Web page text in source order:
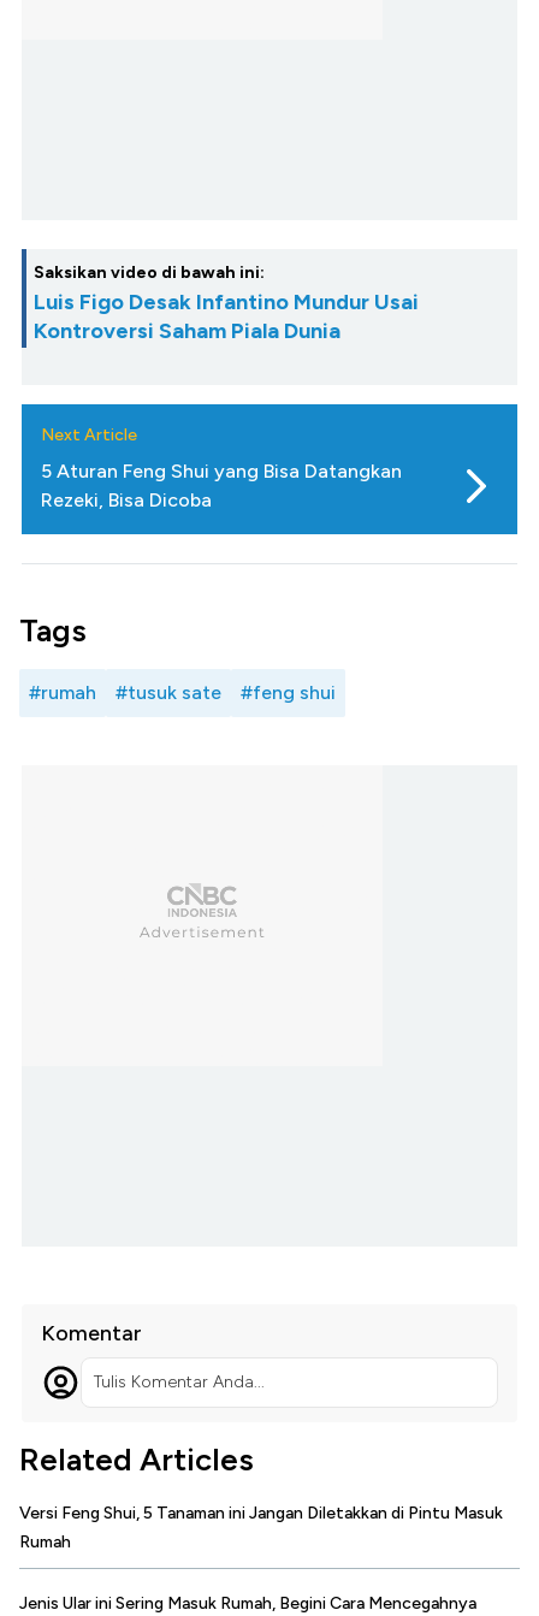
Saksikan video di bawah ini:
Luis Figo Desak Infantino Mundur Usai
Kontroversi Saham Piala Dunia
Next Article
5 Aturan Feng Shui yang Bisa Datangkan
Rezeki, Bisa Dicoba
Tags
#rumah #tusuk sate #feng shui
Komentar
Tulis Komentar Anda...
Related Articles
Versi Feng Shui, 5 Tanaman ini Jangan Diletakkan di Pintu Masuk
Rumah
Jenis Ular ini Sering Masuk Rumah, Begini Cara Mencegahnya